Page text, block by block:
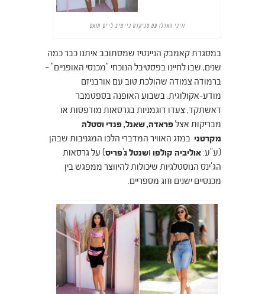
וויני הארלו עם סניקרס נייטיב ליים תואם
במסגרת קאמבק הניינטיז שמסתובב איתנו כבר כמה
שנים, שבו לחיינו בפסטיבל הנוכחי "מכנסי האופניים" –
ברמודה צמודה שהולכת טוב עם אורבניזם
מודע-אקולוגית. בשבוע האופנה בספטמבר
דאשתקד, צעדו דוגמניות בגרסאות מודפסות או
מבריקות אצלפראדה, שאנל, פנדי וסטלה
מקרטני. במזג האוויר המדברי הלכו המגניבות שבהן
(ע"ע: אוליביה קולפו ושנטל ג'פריס) על גרסאות
הג'ינס הנוסטלגיות שיכולות להיווצר ממפגש בין
מכנסיים ישנים וזוג מספריים.